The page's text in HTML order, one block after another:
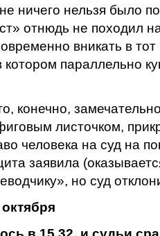
ничего нельзя было
отнюдь не походил
вникать в
котором параллельно
конечно,
листочком,
человека на суд на
заявила
но суд